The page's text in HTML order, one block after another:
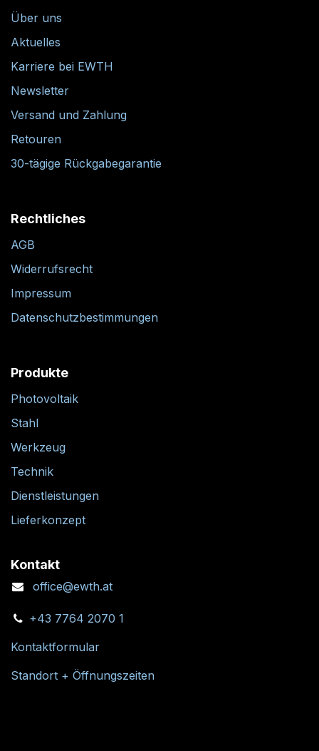
Über uns
Aktuelles
Karriere bei EWTH
Newsletter
Versand und Zahlung
Retouren
30-tägige Rückgabegarantie
Rechtliches
AGB
Widerrufsrecht
Impressum
Datenschutzbestimmungen
Produkte
Photovoltaik
Stahl
Werkzeug
Technik
Dienstleistungen
Lieferkonzept
Kontakt
office@ewth.at
+43 7764 2070 1
Kontaktformular
Standort + Öffnungszeiten